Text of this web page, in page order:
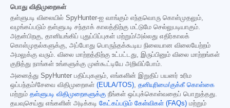
பொது விதிமுறைகள்
தள்ளுபடி விலையில் SpyHunter-ஐ வாங்கும் எந்தவொரு கொள்முதலும்,
வழங்கப்படும் தள்ளுபடி சந்தாக் காலத்திற்கு மட்டுமே செல்லுபடியாகும்.
அதன்பிறகு, தானியங்கிப் புதுப்பிப்புகள் மற்றும்/அல்லது எதிர்காலக்
கொள்முதல்களுக்கு, அப்போது பொருந்தக்கூடிய நிலையான விலையேற்றம்
அமலுக்கு வரும். விலை மாற்றத்திற்கு உட்பட்டது, இருப்பினும் விலை மாற்றங்கள்
குறித்து நாங்கள் உங்களுக்கு முன்கூட்டியே அறிவிப்போம்.
அனைத்து SpyHunter பதிப்புகளும், எங்களின் இறுதிப் பயனர் உரிம
ஒப்பந்தம்/சேவை விதிமுறைகள் (EULA/TOS) தனியுரிமை/குக்கீ கொள்கை
மற்றும் தள்ளுபடி விதிமுறைகளுக்கு நீங்கள் ஒப்புக்கொள்வதைப் பொறுத்தது.
தயவுசெய்து எங்களின் அடிக்கடி கேட்கப்படும் கேள்விகள் (FAQs) மற்றும்